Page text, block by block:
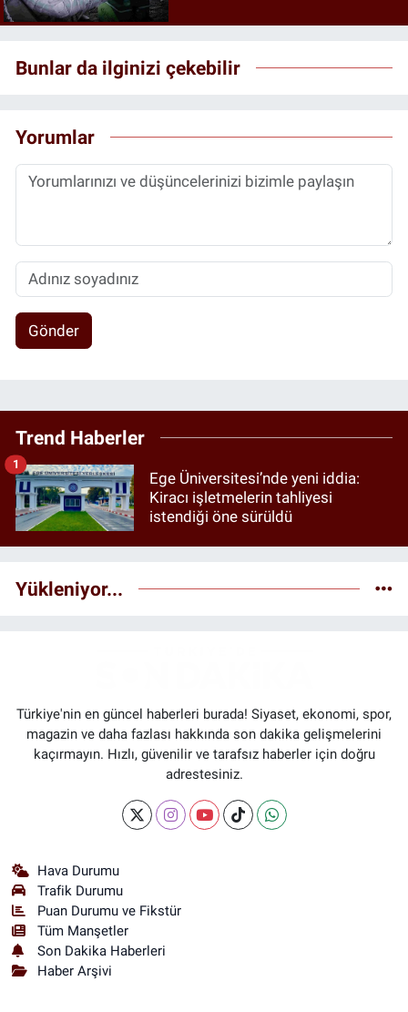
Bunlar da ilginizi çekebilir
Yorumlar
Gönder
Trend Haberler
Ege Üniversitesi’nde yeni iddia:
Kiracı işletmelerin tahliyesi
istendiği öne sürüldü
1
Yükleniyor...
Türkiye'nin en güncel haberleri burada! Siyaset, ekonomi, spor,
magazin ve daha fazlası hakkında son dakika gelişmelerini
kaçırmayın. Hızlı, güvenilir ve tarafsız haberler için doğru
adrestesiniz.
Hava Durumu
Trafik Durumu
Puan Durumu ve Fikstür
Tüm Manşetler
Son Dakika Haberleri
Haber Arşivi